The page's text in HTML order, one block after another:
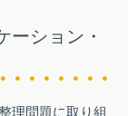
ーション・
理問題に取り組